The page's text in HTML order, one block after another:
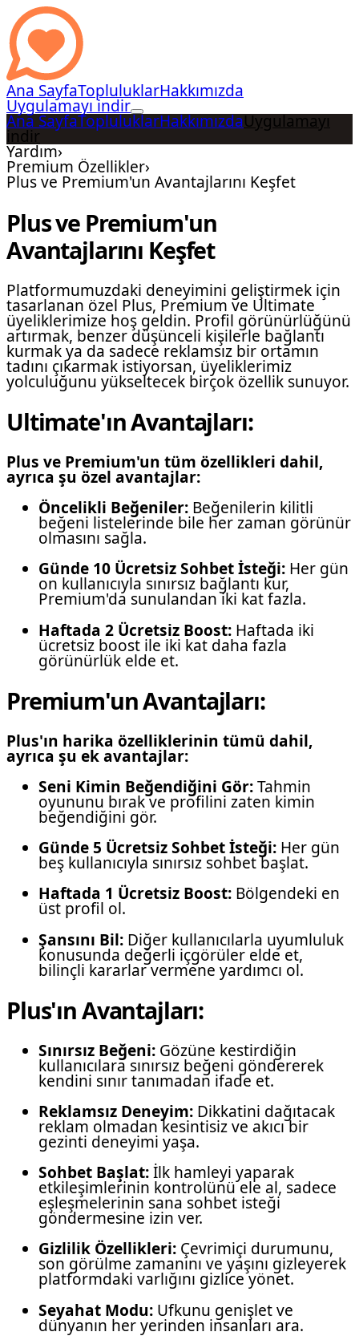
Ana SayfaTopluluklarHakkımızda
Uygulamayı indir
Ana SayfaTopluluklarHakkımızdaUygulamayı
indir
Yardım›
Premium Özellikler›
Plus ve Premium'un Avantajlarını Keşfet
Plus ve Premium'un
Avantajlarını Keşfet
Platformumuzdaki deneyimini geliştirmek için
tasarlanan özel Plus, Premium ve Ultimate
üyeliklerimize hoş geldin. Profil görünürlüğünü
artırmak, benzer düşünceli kişilerle bağlantı
kurmak ya da sadece reklamsız bir ortamın
tadını çıkarmak istiyorsan, üyeliklerimiz
yolculuğunu yükseltecek birçok özellik sunuyor.
Ultimate'ın Avantajları:
Plus ve Premium'un tüm özellikleri dahil,
ayrıca şu özel avantajlar:
Öncelikli Beğeniler: Beğenilerin kilitli
beğeni listelerinde bile her zaman görünür
olmasını sağla.
Günde 10 Ücretsiz Sohbet İsteği: Her gün
on kullanıcıyla sınırsız bağlantı kur,
Premium'da sunulandan iki kat fazla.
Haftada 2 Ücretsiz Boost: Haftada iki
ücretsiz boost ile iki kat daha fazla
görünürlük elde et.
Premium'un Avantajları:
Plus'ın harika özelliklerinin tümü dahil,
ayrıca şu ek avantajlar:
Seni Kimin Beğendiğini Gör:Tahmin
oyununu bırak ve profilini zaten kimin
beğendiğini gör.
Günde 5 Ücretsiz Sohbet İsteği: Her gün
beş kullanıcıyla sınırsız sohbet başlat.
Haftada 1 Ücretsiz Boost: Bölgendeki en
üst profil ol.
Şansını Bil: Diğer kullanıcılarla uyumluluk
konusunda değerli içgörüler elde et,
bilinçli kararlar vermene yardımcı ol.
Plus'ın Avantajları:
Sınırsız Beğeni: Gözüne kestirdiğin
kullanıcılara sınırsız beğeni göndererek
kendini sınır tanımadan ifade et.
Reklamsız Deneyim: Dikkatini dağıtacak
reklam olmadan kesintisiz ve akıcı bir
gezinti deneyimi yaşa.
Sohbet Başlat:İlk hamleyi yaparak
etkileşimlerinin kontrolünü ele al, sadece
eşleşmelerinin sana sohbet isteği
göndermesine izin ver.
Gizlilik Özellikleri: Çevrimiçi durumunu,
son görülme zamanını ve yaşını gizleyerek
platformdaki varlığını gizlice yönet.
Seyahat Modu: Ufkunu genişlet ve
dünyanın her yerinden insanları ara.